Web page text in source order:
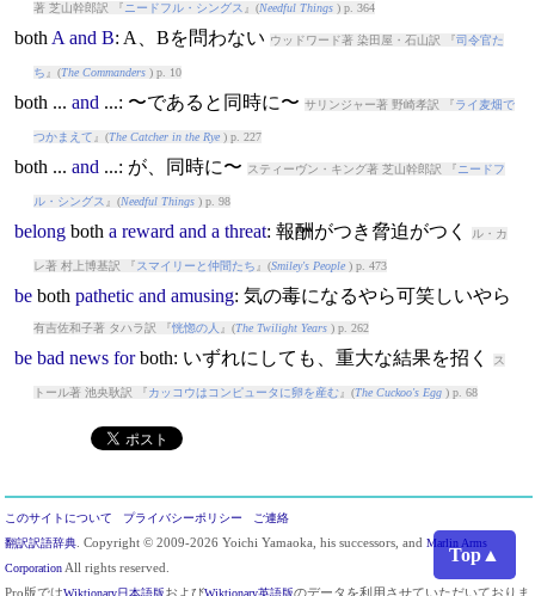
Top▲
著 芝山幹郎訳 『 ニードフル・シングス 』(Needful Things) p. 364
both A and B: A、Bを問わない ウッドワード著 染田屋・石山訳 『司令官た
ち 』(The Commanders) p. 10
both... and...: 〜であると同時に〜 サリンジャー著 野崎孝訳 『 ライ麦畑で
つかまえて 』(The Catcher in the Rye) p. 227
both... and...: が、同時に〜 スティーヴン・キング著 芝山幹郎訳 『 ニードフ
ル・シングス 』(Needful Things) p. 98
belong both a reward and a threat: 報酬がつき脅迫がつく ル・カ
レ著 村上博基訳 『 スマイリーと仲間たち 』(Smiley's People) p. 473
be both pathetic and amusing: 気の毒になるやら可笑しいやら
有吉佐和子著 タハラ訳 『恍惚の人 』(The Twilight Years) p. 262
be bad news for both: いずれにしても、重大な結果を招く ス
トール著 池央耿訳 『 カッコウはコンピュータに卵を産む』(The Cuckoo's Egg) p. 68
このサイトについて プライバシーポリシー
ご連絡
翻訳訳語辞典 . Copyright © 2009-2026 Yoichi Yamaoka, his successors, and Marlin Arms
Corporation All rights reserved.
Pro版ではWiktionary日本語版およびWiktionary英語版のデータを利用させていただいておりま